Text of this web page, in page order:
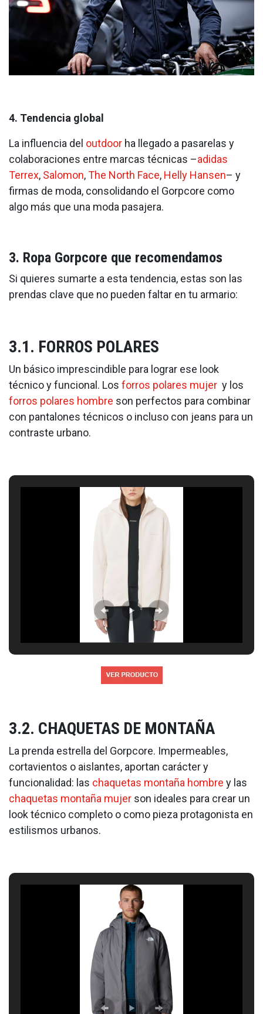
4. Tendencia global
La influencia del outdoor ha llegado a pasarelas y
colaboraciones entre marcas técnicas –adidas
Terrex, Salomon,The North Face, Helly Hansen– y
firmas de moda, consolidando el Gorpcore como
algo más que una moda pasajera.
3. Ropa Gorpcore que recomendamos
Si quieres sumarte a esta tendencia, estas son las
prendas clave que no pueden faltar en tu armario:
3.1. FORROS POLARES
Un básico imprescindible para lograr ese look
técnico y funcional. Los forros polares mujer y los
forros polares hombre son perfectos para combinar
con pantalones técnicos o incluso con jeans para un
contraste urbano.
3.2. CHAQUETAS DE MONTAÑA
La prenda estrella del Gorpcore. Impermeables,
cortavientos o aislantes, aportan carácter y
funcionalidad: las chaquetas montaña hombre y las
chaquetas montaña mujer son ideales para crear un
look técnico completo o como pieza protagonista en
estilismos urbanos.